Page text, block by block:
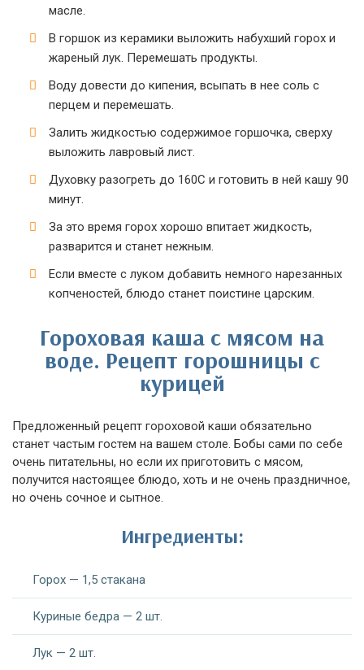
масле.
В горшок из керамики выложить набухший горох и
жареный лук. Перемешать продукты.
Воду довести до кипения, всыпать в нее соль с
перцем и перемешать.
Залить жидкостью содержимое горшочка, сверху
выложить лавровый лист.
Духовку разогреть до 160С и готовить в ней кашу 90
минут.
За это время горох хорошо впитает жидкость,
разварится и станет нежным.
Если вместе с луком добавить немного нарезанных
копченостей, блюдо станет поистине царским.
Гороховая каша с мясом на
воде. Рецепт горошницы с
курицей
Предложенный рецепт гороховой каши обязательно
станет частым гостем на вашем столе. Бобы сами по себе
очень питательны, но если их приготовить с мясом,
получится настоящее блюдо, хоть и не очень праздничное,
но очень сочное и сытное.
Ингредиенты:
Горох — 1,5 стакана
Куриные бедра — 2 шт.
Лук — 2 шт.